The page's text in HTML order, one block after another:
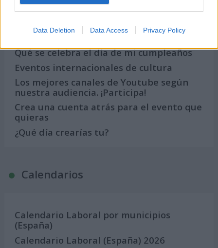
Data Deletion Data Access Privacy Policy
Onomástica. Todos los santos
Años Internacionales
Qué se celebra el día de mi cumpleaños
Eventos internacionales de cultura
Los mejores canales de Youtube según
nuestra audiencia. ¡Participa!
Crea una cuenta atrás para el evento que
quieras
¿Qué día crearías tu?
Calendarios
Calendario Laboral por municipios
(España)
Calendario Laboral (España) 2026